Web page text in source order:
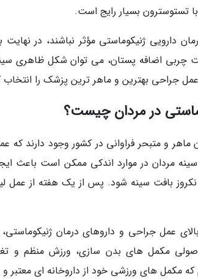
تستوسترون بسیار رایج است.
دارویی ژنیکوماستی مؤثر نباشند، در نهایت
اضافه پستان، می توان شکل ظاهری سینه
جراحی بهترین و ماهر ترین پزشک را انتخاب
در مردان چیست؟
ماهر و متبحر فراوانی در کشور وجود دارند که
مردان در موارد اندکی ممکن است باعث
بافت سینه شود. پس از یک هفته از عمل
عمل جراحی و داروهای درمان
مکمل های بدن سازی، ورزش منظم و
مکمل های ورزشی خود از داروخانه ای معتبر